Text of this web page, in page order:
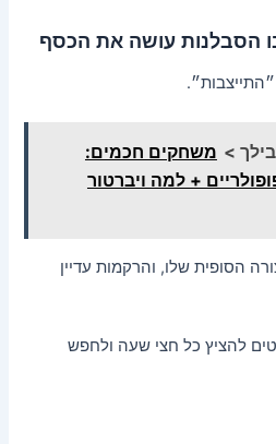
> משחקים חכמים:
+ למה ויברטור
הסופית שלו, והרקמות עדיין
להציץ כל חצי שעה ולחפש